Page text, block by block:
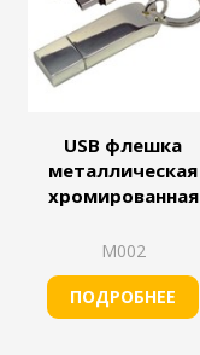
USB флешка
металлическая
хромированная
М002
ПОДРОБНЕЕ